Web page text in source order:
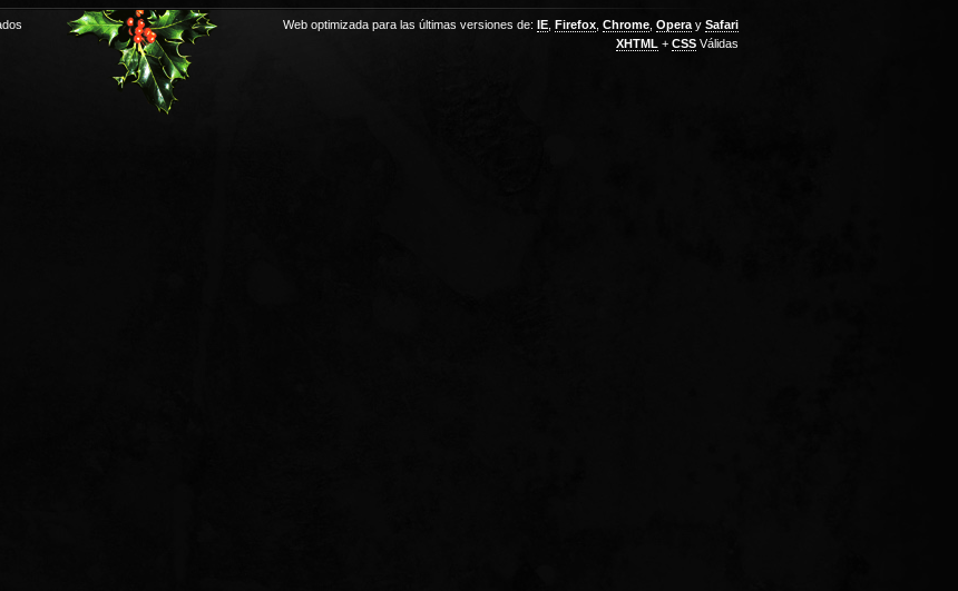
Web optimizada para las últimas versiones de: IE Firefox Chrome Opera y Safari
XHTML + CSS Válidas